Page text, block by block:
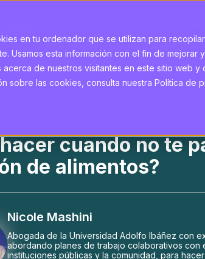
en tu ordenador que se utilizan para
Usamos esta información con el fin de
acerca de nuestros visitantes en este sitio web y
sobre las cookies, consulta nuestra Política de
cuando no te
de alimentos?
Nicole Mashini
Abogada de la Universidad Adolfo Ibáñez con
abordando planes de trabajo colaborativos con
instituciones públicas y la comunidad, para